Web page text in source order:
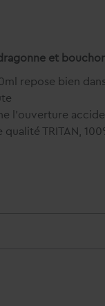
et
repose bien
l'ouverture
TRITAN,